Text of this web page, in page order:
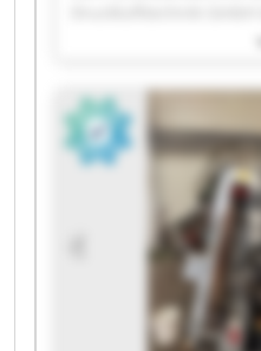
Drucklufttechnik GmbH
Drucklufttechnik
Drucklufttechnik GmbH
Drucklufttechnik GmbH
Drucklufttechnik GmbH
Drucklufttechnik GmbH
Drucklufttechnik GmbH
Drucklufttechnik
Drucklufttechnik GmbH
Drucklufttechnik GmbH
Drucklufttechnik GmbH
Drucklufttechnik GmbH